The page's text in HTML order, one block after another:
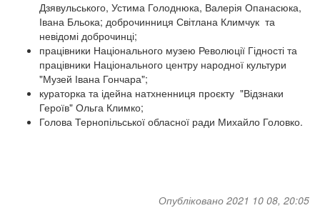
Дзявульського, Устима Голоднюка, Валерія Опанасюка,
Івана Бльока; доброчинниця Світлана Климчук та
невідомі доброчинці;
працівники Національного музею Революції Гідності та
працівники Національного центру народної культури
"Музей Івана Гончара";
кураторка та ідейна натхненниця проєкту "Відзнаки
Героїв" Ольга Климко;
Голова Тернопільської обласної ради Михайло Головко.
Опубліковано 2021 10 08, 20:05